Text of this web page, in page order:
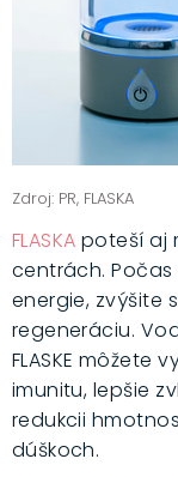
Zdroj: PR, FLASKA
FLASKA poteší aj
centrách.
energie, zvýšite
regeneráciu.
FLASKE môžete
imunitu, lepšie
redukcii
dúškoch.